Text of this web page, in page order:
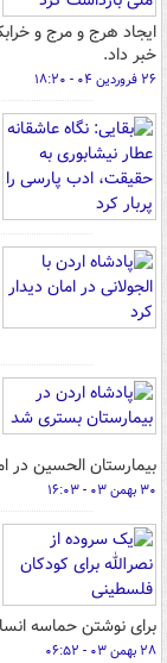
ایجاد هرج و مرج و
خبر داد.
۲۶ فروردین ۰۴ - ۱۸:۲۰
بیمارستان الحسین
۳۰ بهمن ۰۳ - ۱۶:۰۳
برای نوشتن حماسه
۲۸ بهمن ۰۳ - ۰۶:۵۲